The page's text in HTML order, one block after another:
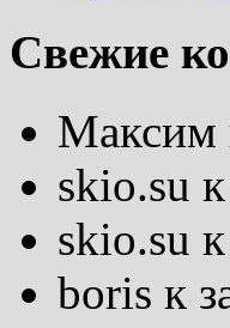
Свежие
Максим
skio.su
skio.su
boris к